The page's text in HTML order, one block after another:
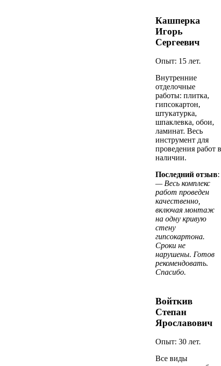
Кашперка
Игорь
Сергеевич
Опыт: 15 лет.
Внутренние
отделочные
работы: плитка,
гипсокартон,
штукатурка,
шпаклевка, обои,
ламинат. Весь
инструмент для
проведения работ в
наличии.
Последний отзыв:
— Весь комплекс
работ проведен
качественно,
включая монтаж
на одну кривую
стену
гипсокартона.
Сроки не
нарушены. Готов
рекомендовать.
Спасибо.
Войткив
Степан
Ярославович
Опыт: 30 лет.
Все виды